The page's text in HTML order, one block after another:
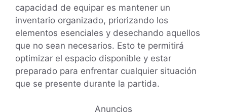
capacidad de equipar es mantener un
inventario organizado, priorizando los
elementos esenciales y desechando aquellos
que no sean necesarios. Esto te permitirá
optimizar el espacio disponible y estar
preparado para enfrentar cualquier situación
que se presente durante la partida.
Anuncios